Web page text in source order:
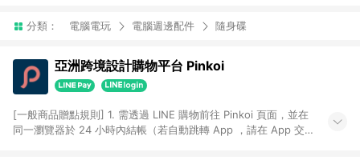
分類： 電腦電玩 電腦週邊配件 隨身碟
亞洲跨境設計購物平台 Pinkoi
[一般商品贈點規則] 1. 需透過 LINE 購物前往 Pinkoi 頁面，並在
同一瀏覽器於 24 小時內結帳（若自動跳轉 App ，請在 App 交